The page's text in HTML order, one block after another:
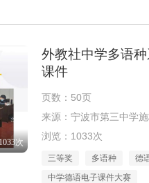
1033次
外教社中学多语
课件
页数：50页
来源：宁波市第三中学
浏览：1033次
三等奖 多语种
德
中学德语电子课件大赛